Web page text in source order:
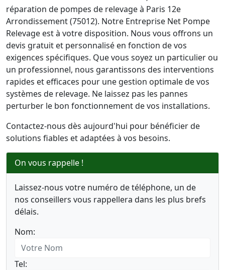
réparation de pompes de relevage à Paris 12e
Arrondissement (75012). Notre Entreprise Net Pompe
Relevage est à votre disposition. Nous vous offrons un
devis gratuit et personnalisé en fonction de vos
exigences spécifiques. Que vous soyez un particulier ou
un professionnel, nous garantissons des interventions
rapides et efficaces pour une gestion optimale de vos
systèmes de relevage. Ne laissez pas les pannes
perturber le bon fonctionnement de vos installations.
Contactez-nous dès aujourd'hui pour bénéficier de
solutions fiables et adaptées à vos besoins.
On vous rappelle !
Laissez-nous votre numéro de téléphone, un de
nos conseillers vous rappellera dans les plus brefs
délais.
Nom:
Tel: